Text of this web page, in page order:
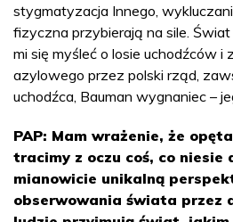
stygmatyzacja Innego,
fizyczna przybierają na sile.
mi się myśleć o losie uchodźców i
azylowego przez polski rząd,
uchodźca, Bauman wygnaniec –
PAP: Mam wrażenie, że
tracimy z oczu coś, co niesie
mianowicie unikalną
obserwowania świata przez